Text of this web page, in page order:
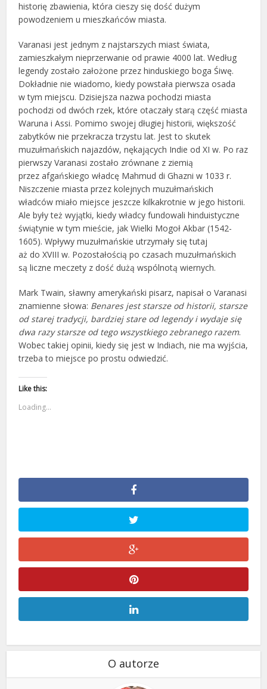
historię zbawienia, która cieszy się dość dużym
powodzeniem u mieszkańców miasta.
Varanasi jest jednym z najstarszych miast świata,
zamieszkałym nieprzerwanie od prawie 4000 lat. Według
legendy zostało założone przez hinduskiego boga Śiwę.
Dokładnie nie wiadomo, kiedy powstała pierwsza osada
w tym miejscu. Dzisiejsza nazwa pochodzi miasta
pochodzi od dwóch rzek, które otaczały starą część miasta
Waruna i Assi. Pomimo swojej długiej historii, większość
zabytków nie przekracza trzystu lat. Jest to skutek
muzułmańskich najazdów, nękających Indie od XI w. Po raz
pierwszy Varanasi zostało zrównane z ziemią
przez afgańskiego władcę Mahmud di Ghazni w 1033 r.
Niszczenie miasta przez kolejnych muzułmańskich
władców miało miejsce jeszcze kilkakrotnie w jego historii.
Ale były też wyjątki, kiedy władcy fundowali hinduistyczne
świątynie w tym mieście, jak Wielki Mogoł Akbar (1542-
1605). Wpływy muzułmańskie utrzymały się tutaj
aż do XVIII w. Pozostałością po czasach muzułmańskich
są liczne meczety z dość dużą wspólnotą wiernych.
Mark Twain, sławny amerykański pisarz, napisał o Varanasi
znamienne słowa: Benares jest starsze od historii, starsze
od starej tradycji, bardziej stare od legendy i wydaje się
dwa razy starsze od tego wszystkiego zebranego razem.
Wobec takiej opinii, kiedy się jest w Indiach, nie ma wyjścia,
trzeba to miejsce po prostu odwiedzić.
Like this:
Loading...
O autorze